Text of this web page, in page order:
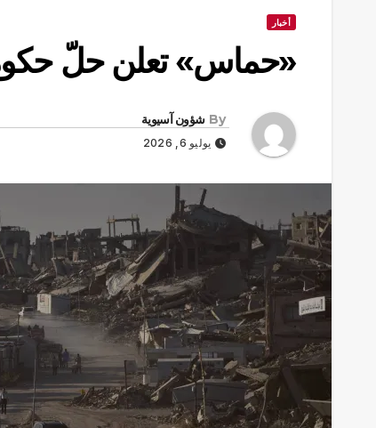
أخبار
«حماس» تعلن حلّ
By شؤون آسيوية
يوليو 6, 2026